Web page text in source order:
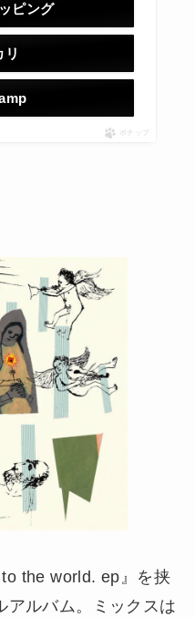
ピング
リ
ポチップ
the world. ep』を挟
アルバム。ミックスは